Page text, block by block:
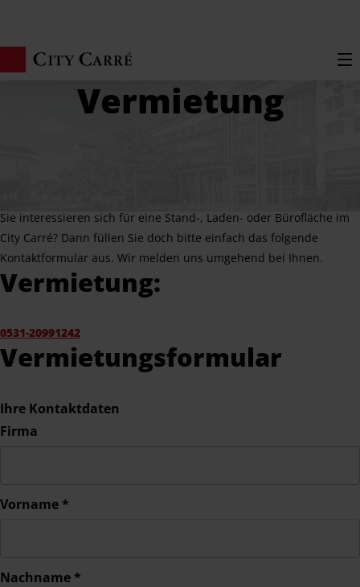
Vermie­tung
Sie interessieren sich für eine Stand-, Laden- oder Bürofläche im
City Carré? Dann füllen Sie doch bitte einfach das folgende
Kontakt­for­mular aus. Wir melden uns umgehend bei Ihnen.
Vermie­tung:
0531-20991242
Vermie­tungs­for­mular
Ihre Kontaktdaten
Firma
Vorname *
Nachname *